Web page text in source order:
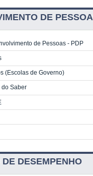
DE
de Pessoas - PDP
(Escolas de Governo)
do Saber
DESEMPENHO